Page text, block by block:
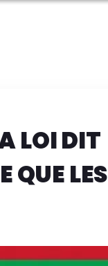
LOI DIT
QUE LES